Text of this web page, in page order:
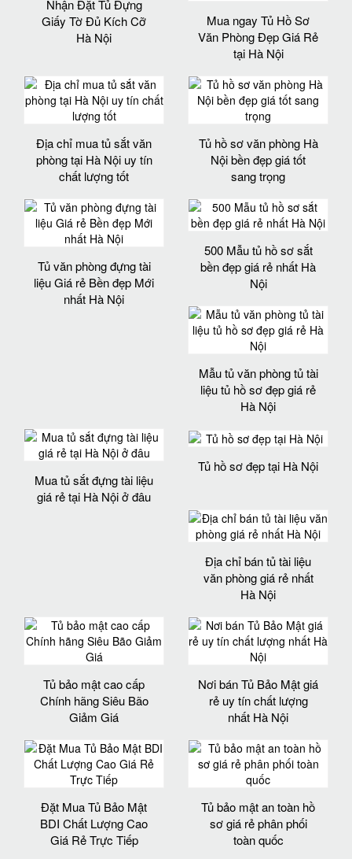
Nhận Đặt Tủ Đựng
Giấy Tờ Đủ Kích Cỡ
Hà Nội
Mua ngay Tủ Hồ Sơ
Văn Phòng Đẹp Giá Rẻ
tại Hà Nội
Địa chỉ mua tủ sắt văn
phòng tại Hà Nội uy tín
chất lượng tốt
Tủ hồ sơ văn phòng Hà
Nội bền đẹp giá tốt
sang trọng
Tủ văn phòng đựng tài
liệu Giá rẻ Bền đẹp Mới
nhất Hà Nội
500 Mẫu tủ hồ sơ sắt
bền đẹp giá rẻ nhất Hà
Nội
Mẫu tủ văn phòng tủ tài
liệu tủ hồ sơ đẹp giá rẻ
Hà Nội
Mua tủ sắt đựng tài liệu
giá rẻ tại Hà Nội ở đâu
Tủ hồ sơ đẹp tại Hà Nội
Địa chỉ bán tủ tài liệu
văn phòng giá rẻ nhất
Hà Nội
Tủ bảo mật cao cấp
Chính hãng Siêu Bão
Giảm Giá
Nơi bán Tủ Bảo Mật giá
rẻ uy tín chất lượng
nhất Hà Nội
Đặt Mua Tủ Bảo Mật
BDI Chất Lượng Cao
Giá Rẻ Trực Tiếp
Tủ bảo mật an toàn hồ
sơ giá rẻ phân phối
toàn quốc